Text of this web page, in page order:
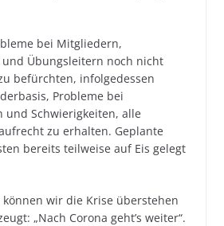
bei Mitgliedern,
Übungsleitern noch nicht
befürchten, infolgedessen
Probleme bei
und Schwierigkeiten, alle
zu erhalten. Geplante
bereits teilweise auf Eis gelegt
wir die Krise überstehen
„Nach Corona geht’s weiter“.